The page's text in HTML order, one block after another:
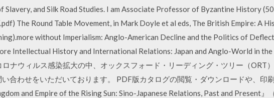
and Silk Road Studies. I am Associate Professor of Byzantine History
The Round Table Movement, in Mark Doyle et al eds, The British Empire: A
without Imperialism: Anglo-American Decline and the Politics of
Intellectual History and International Relations: Japan and Anglo-World in
ナウィルス感染拡大の中、オックスフォード・リーディング・ツリー（ORT
合わせをいただいております。 PDF版カタログの閲覧・ダウンロードや、印
and Empire of the Rising Sun: Sino-Japanese Relations, Past and Present』